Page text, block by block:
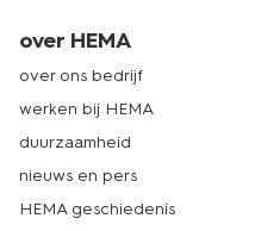
over HEMA
over ons bedrijf
werken bij HEMA
duurzaamheid
nieuws en pers
HEMA geschiedenis